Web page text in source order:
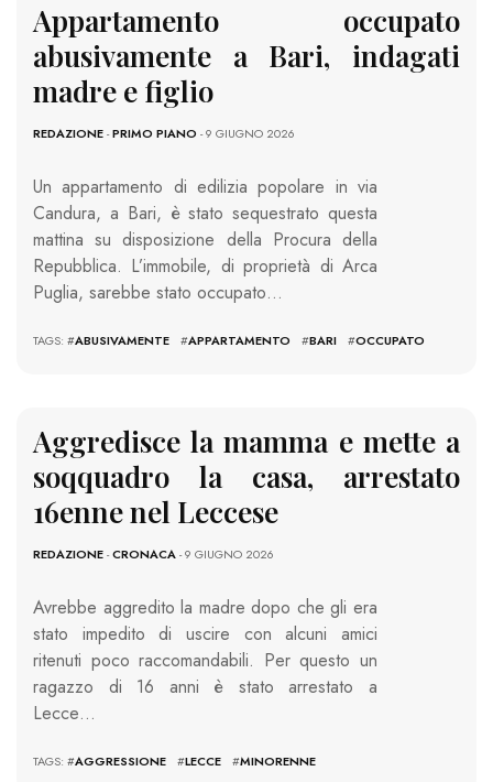
Appartamento occupato
abusivamente a Bari, indagati
madre e figlio
REDAZIONE-PRIMO PIANO - 9 GIUGNO 2026
Un appartamento di edilizia popolare in via
Candura, a Bari, è stato sequestrato questa
mattina su disposizione della Procura della
Repubblica. L’immobile, di proprietà di Arca
Puglia, sarebbe stato occupato…
TAGS: #ABUSIVAMENTE #APPARTAMENTO #BARI #OCCUPATO
Aggredisce la mamma e mette a
soqquadro la casa, arrestato
16enne nel Leccese
REDAZIONE-CRONACA- 9 GIUGNO 2026
Avrebbe aggredito la madre dopo che gli era
stato impedito di uscire con alcuni amici
ritenuti poco raccomandabili. Per questo un
ragazzo di 16 anni è stato arrestato a
Lecce…
TAGS: #AGGRESSIONE #LECCE #MINORENNE